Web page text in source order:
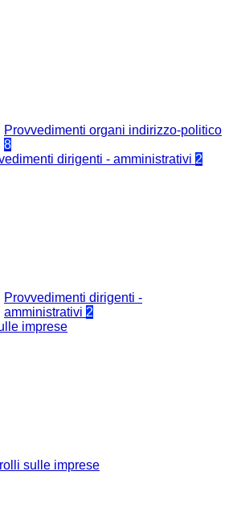
Provvedimenti organi indirizzo-politico
8
dirigenti - amministrativi 2
Provvedimenti dirigenti -
amministrativi 2
imprese
sulle imprese